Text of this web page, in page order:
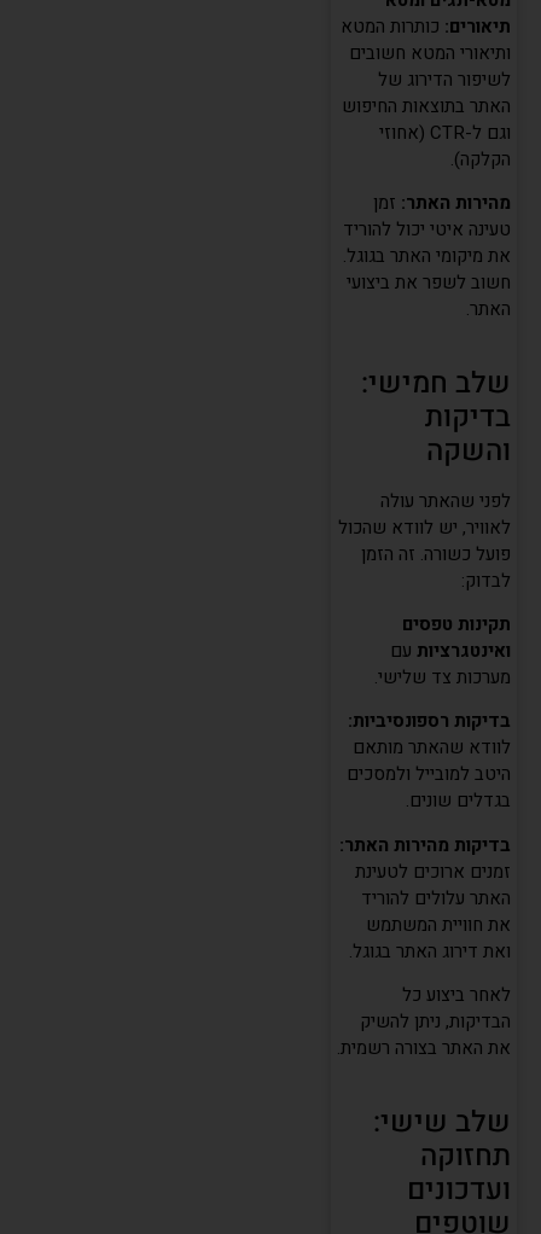
תיאורים: כותרות המטא
ותיאורי המטא חשובים
לשיפור הדירוג של
האתר בתוצאות החיפוש
וגם ל-CTR (אחוזי
הקלקה).
מהירות האתר: זמן
טעינה איטי יכול להוריד
את מיקומי האתר בגוגל.
חשוב לשפר את ביצועי
האתר.
שלב חמישי:
בדיקות
והשקה
לפני שהאתר עולה
לאוויר, יש לוודא שהכול
פועל כשורה. זה הזמן
לבדוק:
תקינות טפסים
ואינטגרציות עם
מערכות צד שלישי.
בדיקות רספונסיביות:
לוודא שהאתר מותאם
היטב למובייל ולמסכים
בגדלים שונים.
בדיקות מהירות האתר:
זמנים ארוכים לטעינת
האתר עלולים להוריד
את חוויית המשתמש
ואת דירוג האתר בגוגל.
לאחר ביצוע כל
הבדיקות, ניתן להשיק
את האתר בצורה רשמית.
שלב שישי:
תחזוקה
ועדכונים
שוטפים